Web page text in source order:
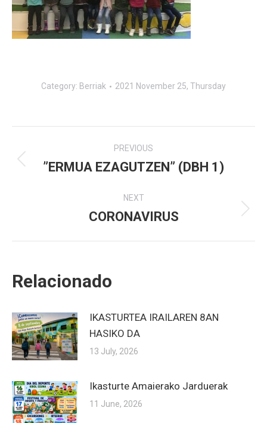
Category: Berriak 2021 November 25, Thursday
navigation
PREVIOUS
Previous
”ERMUA EZAGUTZEN” (DBH 1)
NEXT
Next
CORONAVIRUS
Relacionado
IKASTURTEA IRAILAREN 8AN
HASIKO DA
13 July, 2026
Ikasturte Amaierako Jarduerak
11 June, 2026